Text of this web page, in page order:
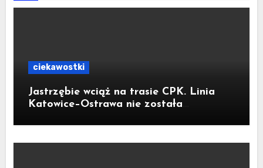
ciekawostki
Jastrzębie wciąż na trasie CPK. Linia
Katowice–Ostrawa nie została